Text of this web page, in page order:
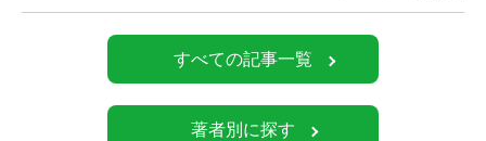
すべての記事一覧
著者別に探す